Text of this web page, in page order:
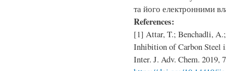
та його електронними
References:
[1] Attar, T.; Benchadli,
Inhibition of Carbon Steel
Inter. J. Adv. Chem. 2019,